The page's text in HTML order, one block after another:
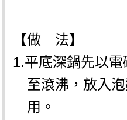
【做 法】
1.平底深鍋先以
至滾沸，放入
用。